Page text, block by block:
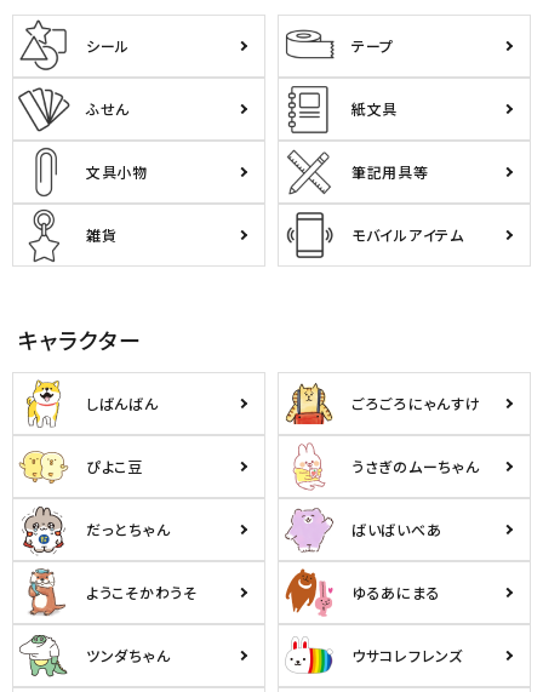
シール テープ
ふせん 紙文具
文具小物 筆記用具等
雑貨 モバイルアイテム
キャラクター
しばんばん ごろごろにゃんすけ
ぴよこ豆 うさぎのムーちゃん
だっとちゃん ばいばいべあ
ようこそかわうそ ゆるあにまる
ツンダちゃん ウサコレフレンズ